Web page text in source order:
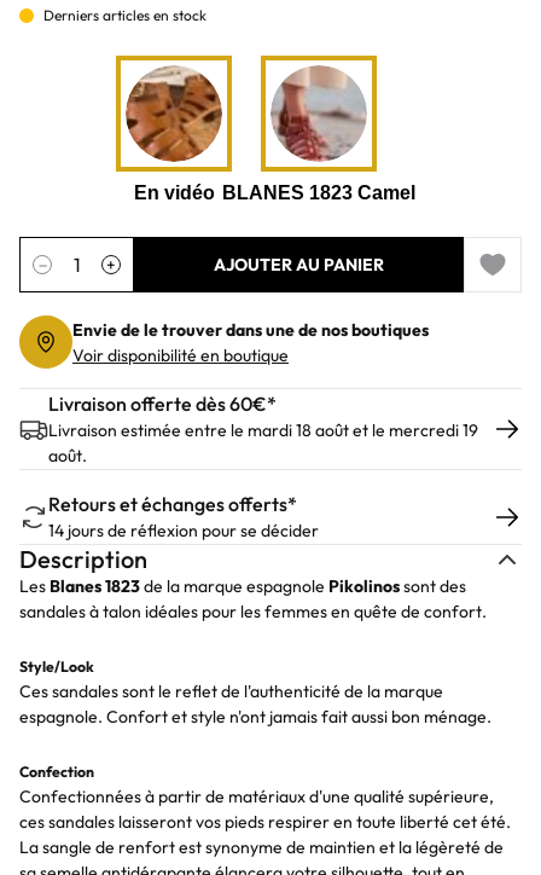
Derniers articles en stock
Quantité
− + AJOUTER AU PANIER
Add to
Envie de le trouver dans une de nos boutiques
Voir disponibilité en boutique
Livraison offerte dès 60€*
Livraison estimée entre le mardi 18 août et le mercredi 19
août.
Retours et échanges offerts*
14 jours de réflexion pour se décider
Description
Les Blanes 1823de la marque espagnole Pikolinossont des
sandales à talon idéales pour les femmes en quête de confort.
Style/Look
Ces sandales sont le reflet de l'authenticité de la marque
espagnole. Confort et style n'ont jamais fait aussi bon ménage.
Confection
Confectionnées à partir de matériaux d'une qualité supérieure,
ces sandales laisseront vos pieds respirer en toute liberté cet été.
La sangle de renfort est synonyme de maintien et la légèreté de